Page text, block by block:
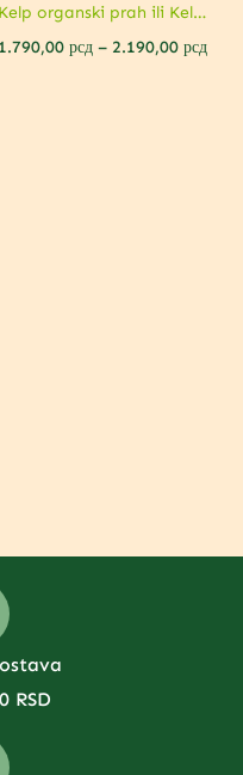
Kelp organski prah ili Kelp Mix Optimizer 100 kapsula – Izvor joda
1.790,00 рсд – 2.190,00 рсд
RSD